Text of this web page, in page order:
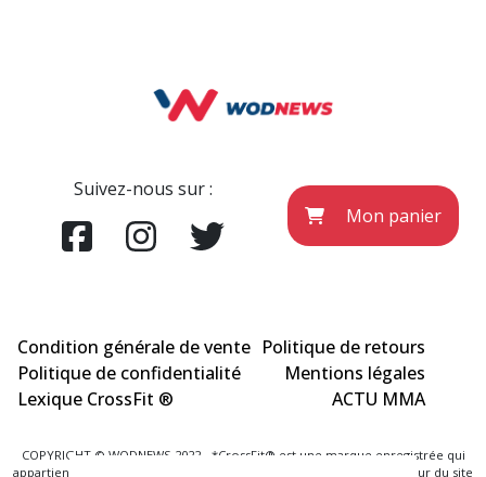
Suivez-nous sur :
Mon panier
Condition générale de vente Politique de retours
Politique de confidentialité
Mentions légales
Lexique CrossFit ®
ACTU MMA
COPYRIGHT © WODNEWS 2022 - *CrossFit® est une marque enregistrée qui
appartient à la société CrossFit® Inc. et qui n'a aucun lien avec l'éditeur du site